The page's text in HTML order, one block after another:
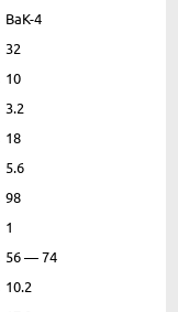
BaK-4
32
10
3.2
18
5.6
98
1
56 — 74
10.2